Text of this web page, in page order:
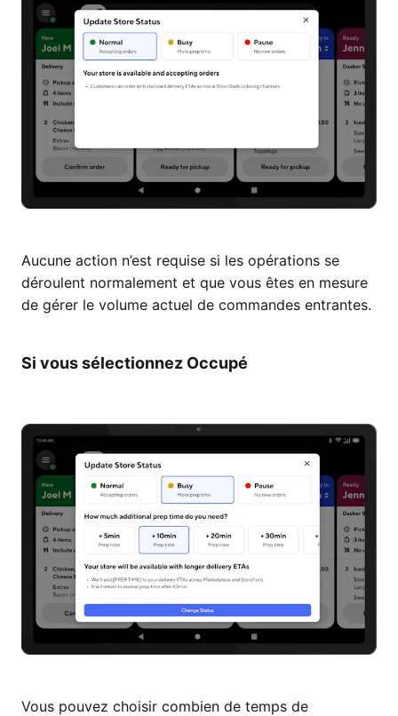
Aucune action n’est requise si les opérations se
déroulent normalement et que vous êtes en mesure
de gérer le volume actuel de commandes entrantes.
Si vous sélectionnez Occupé
Vous pouvez choisir combien de temps de